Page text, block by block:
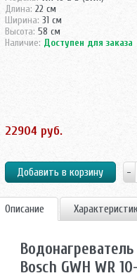
Длина: 22 см
Ширина: 31 см
Высота: 58 см
Наличие: Доступен для заказа
22904 руб.
Описание
Bosch GWH WR